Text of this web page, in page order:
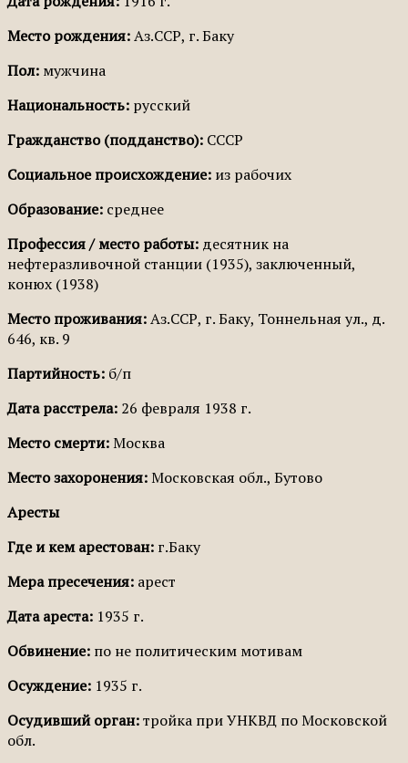
Место рождения:Аз.ССР, г. Баку
Пол: мужчина
Национальность: русский
Гражданство (подданство): СССР
Социальное происхождение: из рабочих
Образование: среднее
Профессия / место работы: десятник на
нефтеразливочной станции (1935), заключенный,
конюх (1938)
Место проживания:Аз.ССР, г. Баку, Тоннельная ул., д.
646, кв. 9
Партийность: б/п
Дата расстрела: 26 февраля 1938 г.
Место смерти:Москва
Место захоронения:Московская обл., Бутово
Аресты
Где и кем арестован: г.Баку
Мера пресечения: арест
Дата ареста: 1935 г.
Обвинение: по не политическим мотивам
Осуждение: 1935 г.
Осудивший орган:тройка при УНКВД по Московской
обл.